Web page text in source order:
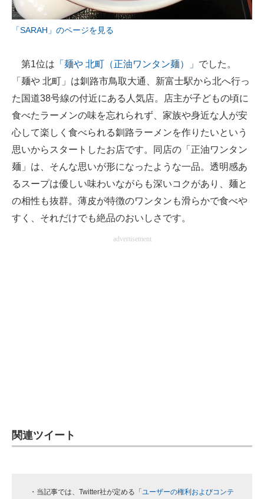
企業向けIT製品の総合サイト
製造業のIT導入・活用を支援
モノづくり技術者専門サイト
エレクトロニクス専門サイト
電子設計の基本と応用
エネルギーの専門メディア
建設×テクノロジーの最前線
ちょっと気になるネットの話題
「SARAH」のページを見る
第1位は 「麺や 北町（正油ワンタン麺）」 でした。
「麺や 北町」は釧路市鳥取大通、新富士駅から北へ行っ
た国道38号線の付近にある人気店。店主が子どもの頃に
食べたラーメンの味を忘れられず、家族や身近な人が安
心して楽しく食べられる釧路ラーメンを作りたいという
思いからスタートしたお店です。同店の「正油ワンタン
麺」は、そんな思いが形になったような一品。透明感あ
るスープは優しい味わいながらも深いコクがあり、麺と
の相性も抜群。薄皮が特徴のワンタンも滑らかで食べや
すく、それだけでも絶品のおいしさです。
advertisement
関連ツイート
・当記事では、Twitter社が定める「 ユーザーの権利およびコンテ